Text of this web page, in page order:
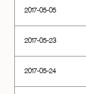
2017-05-05
2017-05-23
2017-05-24